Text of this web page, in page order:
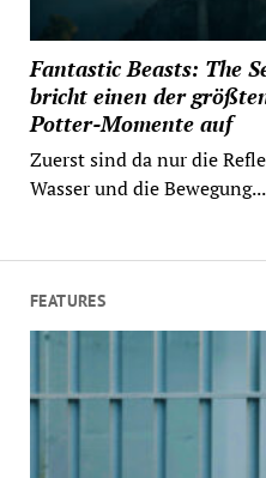
Fantastic Beasts: The
bricht einen der
Potter-Momente auf
Zuerst sind da nur die
Wasser und die Bewegung...
FEATURES